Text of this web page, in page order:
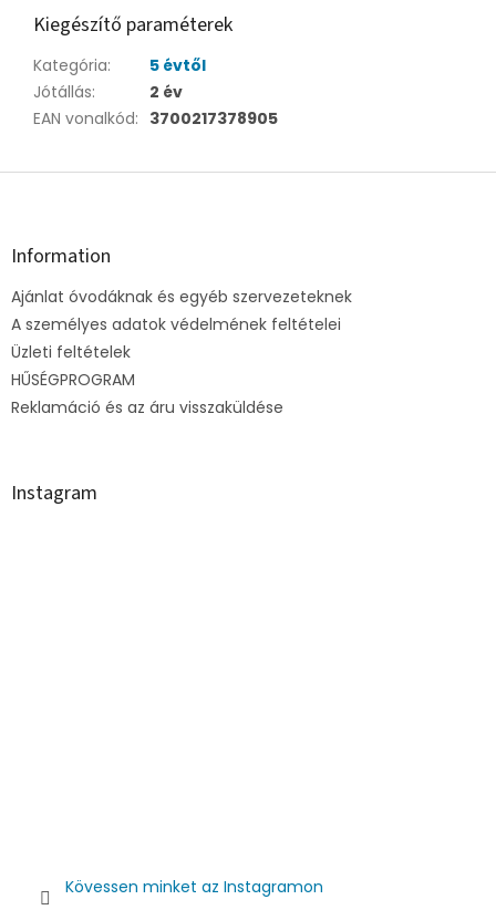
Kiegészítő paraméterek
Kategória:
5 évtől
Jótállás:
2 év
EAN vonalkód: 3700217378905
L
Information
Ajánlat óvodáknak és egyéb szervezeteknek
A személyes adatok védelmének feltételei
Üzleti feltételek
HŰSÉGPROGRAM
Reklamáció és az áru visszaküldése
Instagram
Kövessen minket az Instagramon